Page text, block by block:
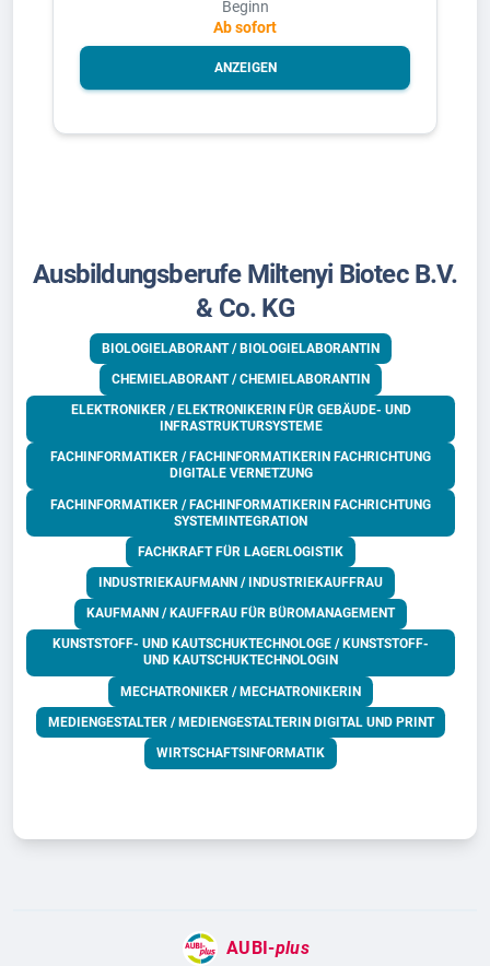
Beginn
Ab sofort
ANZEIGEN
Ausbildungsberufe Miltenyi Biotec B.V.
& Co. KG
BIOLOGIELABORANT / BIOLOGIELABORANTIN
CHEMIELABORANT / CHEMIELABORANTIN
ELEKTRONIKER / ELEKTRONIKERIN FÜR GEBÄUDE- UND
INFRASTRUKTURSYSTEME
FACHINFORMATIKER / FACHINFORMATIKERIN FACHRICHTUNG
DIGITALE VERNETZUNG
FACHINFORMATIKER / FACHINFORMATIKERIN FACHRICHTUNG
SYSTEMINTEGRATION
FACHKRAFT FÜR LAGERLOGISTIK
INDUSTRIEKAUFMANN / INDUSTRIEKAUFFRAU
KAUFMANN / KAUFFRAU FÜR BÜROMANAGEMENT
KUNSTSTOFF- UND KAUTSCHUKTECHNOLOGE / KUNSTSTOFF-
UND KAUTSCHUKTECHNOLOGIN
MECHATRONIKER / MECHATRONIKERIN
MEDIENGESTALTER / MEDIENGESTALTERIN DIGITAL UND PRINT
WIRTSCHAFTSINFORMATIK
AUBI-plus